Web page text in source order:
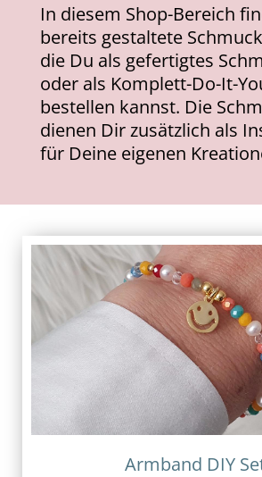
In diesem Shop-Bereich
bereits gestaltete
die Du als gefertigtes
oder als Komplett-Do-It-
bestellen kannst. Die
dienen Dir zusätzlich als
für Deine eigenen
Armband DIY